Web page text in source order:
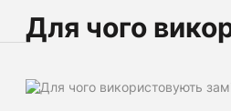
Для чого